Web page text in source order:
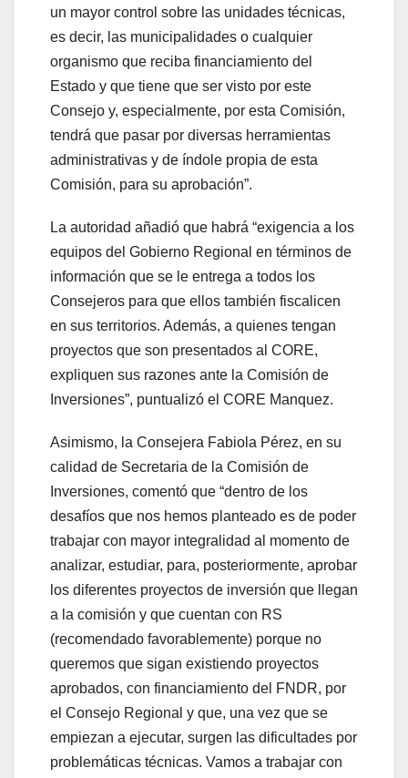
un mayor control sobre las unidades técnicas,
es decir, las municipalidades o cualquier
organismo que reciba financiamiento del
Estado y que tiene que ser visto por este
Consejo y, especialmente, por esta Comisión,
tendrá que pasar por diversas herramientas
administrativas y de índole propia de esta
Comisión, para su aprobación”.
La autoridad añadió que habrá “exigencia a los
equipos del Gobierno Regional en términos de
información que se le entrega a todos los
Consejeros para que ellos también fiscalicen
en sus territorios. Además, a quienes tengan
proyectos que son presentados al CORE,
expliquen sus razones ante la Comisión de
Inversiones”, puntualizó el CORE Manquez.
Asimismo, la Consejera Fabiola Pérez, en su
calidad de Secretaria de la Comisión de
Inversiones, comentó que “dentro de los
desafíos que nos hemos planteado es de poder
trabajar con mayor integralidad al momento de
analizar, estudiar, para, posteriormente, aprobar
los diferentes proyectos de inversión que llegan
a la comisión y que cuentan con RS
(recomendado favorablemente) porque no
queremos que sigan existiendo proyectos
aprobados, con financiamiento del FNDR, por
el Consejo Regional y que, una vez que se
empiezan a ejecutar, surgen las dificultades por
problemáticas técnicas. Vamos a trabajar con